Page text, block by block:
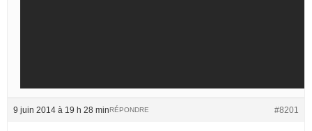
9 juin 2014 à 19 h 28 min #8201
RÉPONDRE